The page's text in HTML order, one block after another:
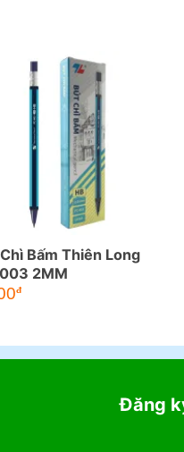
Bấm Thiên Long
2MM
đ
Đăng